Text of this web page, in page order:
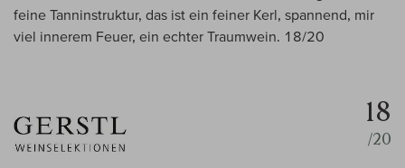
feine Tanninstruktur, das ist ein feiner Kerl, spannend, mir
viel innerem Feuer, ein echter Traumwein. 18/20
18
/20